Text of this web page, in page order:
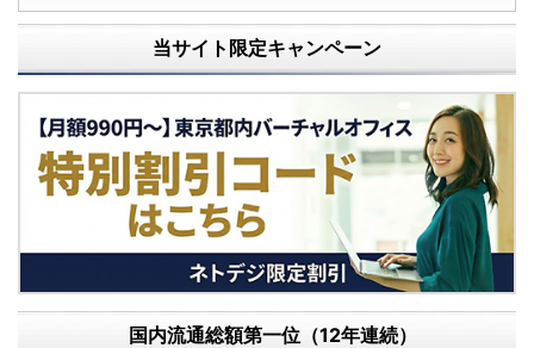
当サイト限定キャンペーン
国内流通総額第一位（12年連続）